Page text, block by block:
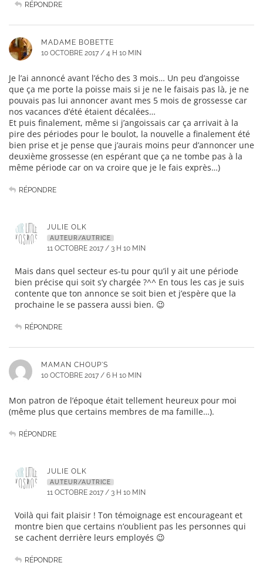
RÉPONDRE
MADAME BOBETTE
10 OCTOBRE 2017 / 4 H 10 MIN
Je l’ai annoncé avant l’écho des 3 mois… Un peu d’angoisse
que ça me porte la poisse mais si je ne le faisais pas là, je ne
pouvais pas lui annoncer avant mes 5 mois de grossesse car
nos vacances d’été étaient décalées…
Et puis finalement, même si j’angoissais car ça arrivait à la
pire des périodes pour le boulot, la nouvelle a finalement été
bien prise et je pense que j’aurais moins peur d’annoncer une
deuxième grossesse (en espérant que ça ne tombe pas à la
même période car on va croire que je le fais exprès…)
RÉPONDRE
JULIE OLK
AUTEUR/AUTRICE
11 OCTOBRE 2017 / 3 H 10 MIN
Mais dans quel secteur es-tu pour qu’il y ait une période
bien précise qui soit s’y chargée ?^^ En tous les cas je suis
contente que ton annonce se soit bien et j’espère que la
prochaine le se passera aussi bien. 😉
RÉPONDRE
MAMAN CHOUP'S
10 OCTOBRE 2017 / 6 H 10 MIN
Mon patron de l’époque était tellement heureux pour moi
(même plus que certains membres de ma famille…).
RÉPONDRE
JULIE OLK
AUTEUR/AUTRICE
11 OCTOBRE 2017 / 3 H 10 MIN
Voilà qui fait plaisir ! Ton témoignage est encourageant et
montre bien que certains n’oublient pas les personnes qui
se cachent derrière leurs employés 😉
RÉPONDRE